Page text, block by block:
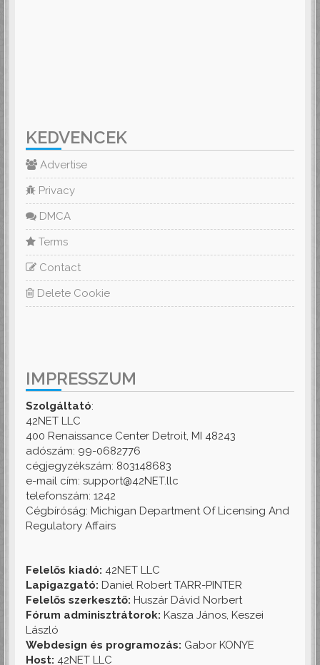
KEDVENCEK
Advertise
Privacy
DMCA
Terms
Contact
Delete Cookie
IMPRESSZUM
Szolgáltató:
42NET LLC
400 Renaissance Center Detroit, MI 48243
adószám: 99-0682776
cégjegyzékszám: 803148683
e-mail cím: support@42NET.llc
telefonszám: 1242
Cégbíróság: Michigan Department Of Licensing And
Regulatory Affairs
Felelős kiadó: 42NET LLC
Lapigazgató: Daniel Robert TARR-PINTER
Felelős szerkesztő: Huszár Dávid Norbert
Fórum adminisztrátorok: Kasza János, Keszei
László
Webdesign és programozás: Gabor KONYE
Host: 42NET LLC